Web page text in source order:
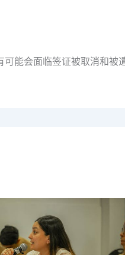
能会面临签证被取消和被